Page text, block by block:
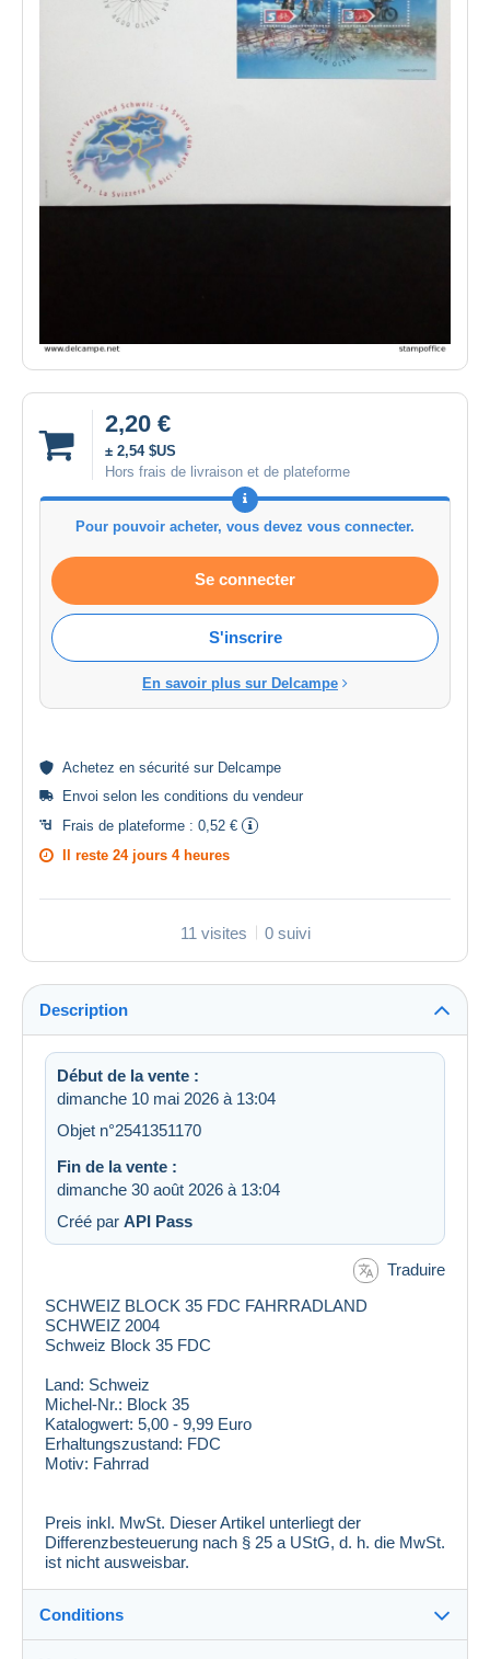
2,20 €
± 2,54 $US
Hors frais de livraison et de plateforme
Pour pouvoir acheter, vous devez vous connecter.
Se connecter
S'inscrire
En savoir plus sur Delcampe
Achetez en sécurité sur Delcampe
Envoi selon les conditions du vendeur
Frais de plateforme : 0,52 €
Il reste 24 jours 4 heures
11 visites 0 suivi
Description
Début de la vente :
dimanche 10 mai 2026 à 13:04
Objet n°2541351170
Fin de la vente :
dimanche 30 août 2026 à 13:04
Créé par API Pass
Traduire
SCHWEIZ BLOCK 35 FDC FAHRRADLAND
SCHWEIZ 2004
Schweiz Block 35 FDC
Land: Schweiz
Michel-Nr.: Block 35
Katalogwert: 5,00 - 9,99 Euro
Erhaltungszustand: FDC
Motiv: Fahrrad
Preis inkl. MwSt. Dieser Artikel unterliegt der
Differenzbesteuerung nach § 25 a UStG, d. h. die MwSt.
ist nicht ausweisbar.
Conditions